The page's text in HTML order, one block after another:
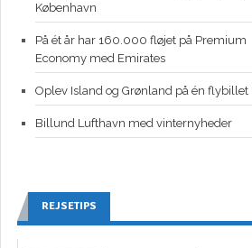
København
På ét år har 160.000 fløjet på Premium
Economy med Emirates
Oplev Island og Grønland på én flybillet
Billund Lufthavn med vinternyheder
REJSETIPS